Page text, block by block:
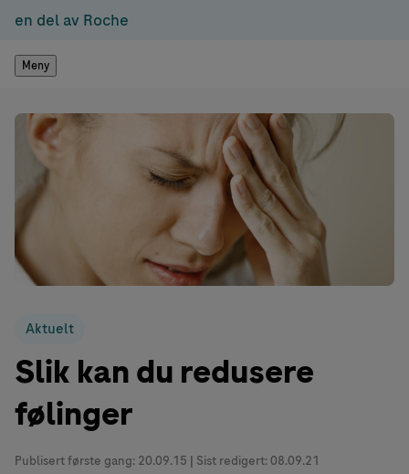
en del av Roche
Meny
Aktuelt
Slik kan du redusere
følinger
Publisert første gang: 20.09.15 | Sist redigert: 08.09.21